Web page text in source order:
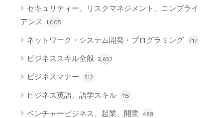
セキュリティー、リスクマネジメント、コンプライ
アンス 1,005
ネットワーク・システム開発・プログラミング 717
ビジネススキル全般 2,657
ビジネスマナー 312
ビジネス英語、語学スキル 115
ベンチャービジネス、起業、開業 488